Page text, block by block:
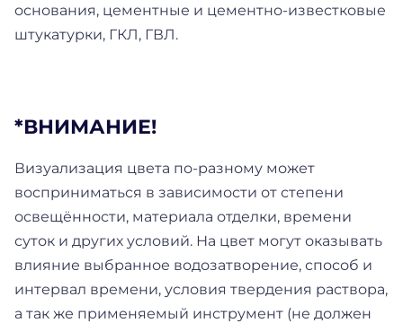
основания, цементные и цементно-известковые
штукатурки, ГКЛ, ГВЛ.
*ВНИМАНИЕ!
Визуализация цвета по-разному может
восприниматься в зависимости от степени
освещённости, материала отделки, времени
суток и других условий. На цвет могут оказывать
влияние выбранное водозатворение, способ и
интервал времени, условия твердения раствора,
а так же применяемый инструмент (не должен